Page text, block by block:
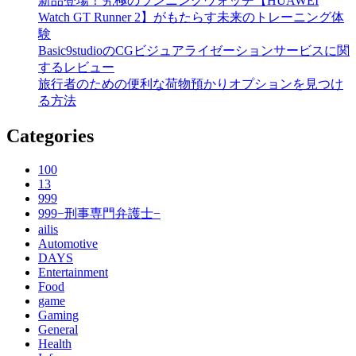
Watch GT Runner 2】がもたらす未来のトレーニング体
験
Basic9studioのCGビジュアライゼーションサービスに関
するレビュー
旅行者のための便利な荷物預かりオプションを見つけ
る方法
Categories
100
13
999
999−刑事専門弁護士−
ailis
Automotive
DAYS
Entertainment
Food
game
Gaming
General
Health